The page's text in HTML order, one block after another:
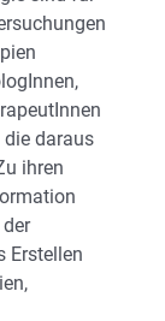
daraus
ihren
Erstellen